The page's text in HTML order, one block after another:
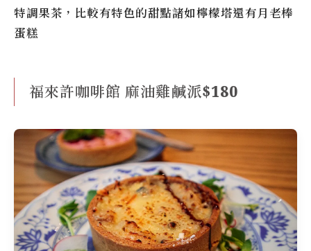
特調果茶，比較有特色的甜點諸如檸檬塔還有月老棒
蛋糕
福來許咖啡館 麻油雞鹹派$180